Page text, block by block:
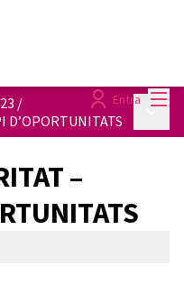
Entra
/
D’OPORTUNITATS
–